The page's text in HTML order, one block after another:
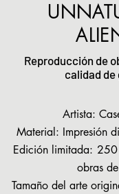
Reproducción de
calidad de
Artista:
Material: Impresión
Edición limitada: 250
obras
Tamaño del arte